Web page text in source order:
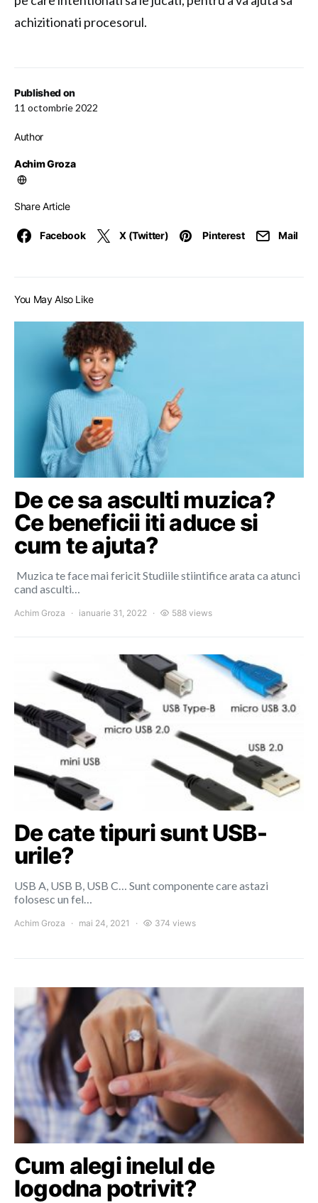
Published on
11 octombrie 2022
Author
Achim Groza
Share Article
Facebook X (Twitter) Pinterest Mail
achizitionati procesorul.
You May Also Like
De ce sa asculti muzica?
Ce beneficii iti aduce si
cum te ajuta?
Muzica te face mai fericit Studiile stiintifice arata ca atunci
cand asculti…
Achim Groza ianuarie 31, 2022 588 views
De cate tipuri sunt USB-
urile?
USB A, USB B, USB C… Sunt componente care astazi
folosesc un fel…
Achim Groza mai 24, 2021 374 views
Cum alegi inelul de
logodna potrivit?